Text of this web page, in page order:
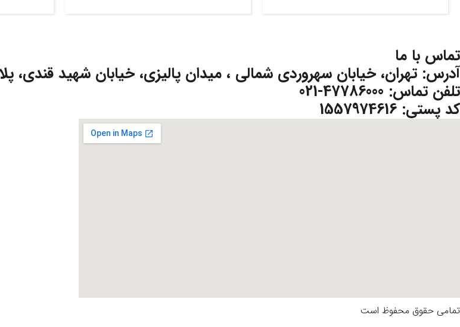
تماس با ما
آدرس: تهران، خیابان سهروردی شمالی ، میدان پالیزی، خیابان شهید قندی، پلاک 26
تلفن تماس: 47786000-021
کد پستی: 1557974616
تمامی حقوق محفوظ است